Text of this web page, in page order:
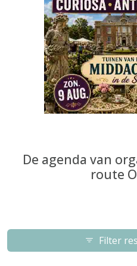
De agenda van
route
Filter